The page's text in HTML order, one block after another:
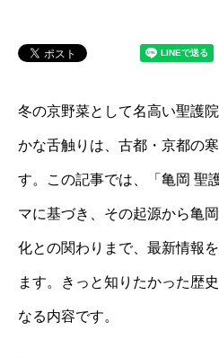
冬の京野菜として名高い聖護
かな舌触りは、古都・京都の
す。この記事では、「亀岡 聖
マに基づき、その起源から亀
化との関わりまで、最新情報
ます。きっと知りたかった歴
なる内容です。